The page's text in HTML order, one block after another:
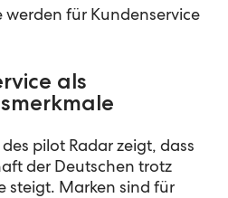
werden für Kundenservice
als
pilot Radar zeigt, dass
der Deutschen trotz
steigt. Marken sind für